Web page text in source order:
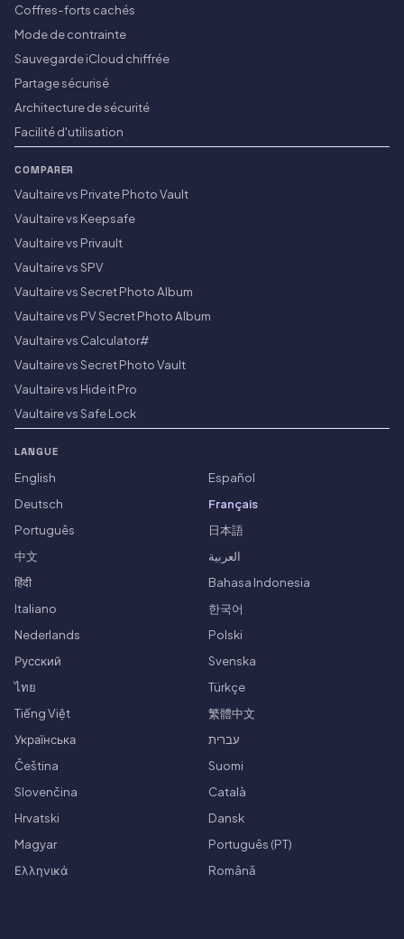
Coffres-forts cachés
Mode de contrainte
Sauvegarde iCloud chiffrée
Partage sécurisé
Architecture de sécurité
Facilité d'utilisation
COMPARER
Vaultaire vs Private Photo Vault
Vaultaire vs Keepsafe
Vaultaire vs Privault
Vaultaire vs SPV
Vaultaire vs Secret Photo Album
Vaultaire vs PV Secret Photo Album
Vaultaire vs Calculator#
Vaultaire vs Secret Photo Vault
Vaultaire vs Hide it Pro
Vaultaire vs Safe Lock
LANGUE
English
Español
Deutsch
Français
Português
日本語
中文
العربية
हिंदी
Bahasa Indonesia
Italiano
한국어
Nederlands
Polski
Русский
Svenska
ไทย
Türkçe
Tiếng Việt
繁體中文
Українська
עברית
Čeština
Suomi
Slovenčina
Català
Hrvatski
Dansk
Magyar
Português (PT)
Ελληνικά
Română